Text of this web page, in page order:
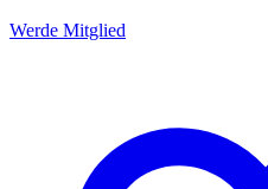
Werde Mitglied